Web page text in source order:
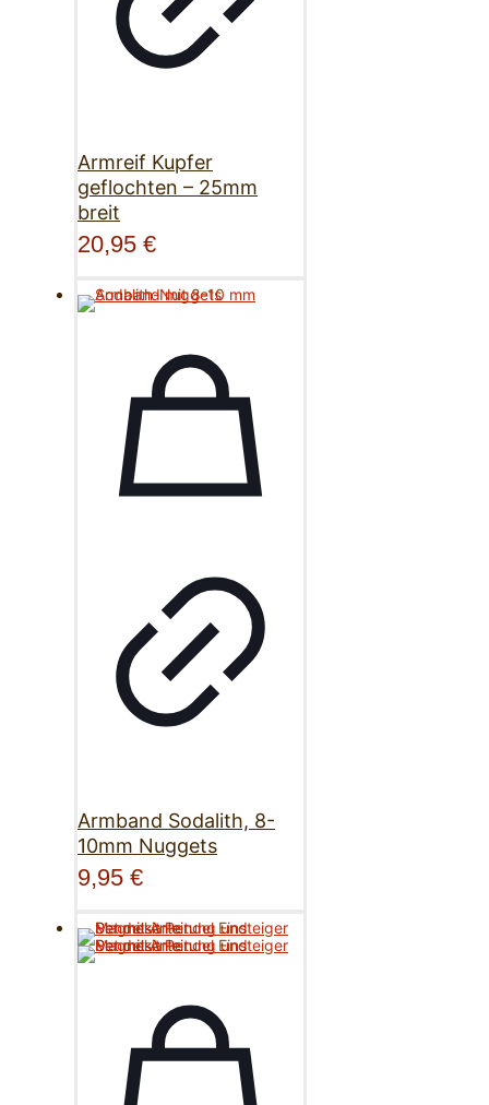
Armreif Kupfer
geflochten – 25mm
breit
20,95 €
Armband Sodalith, 8-
10mm Nuggets
9,95 €